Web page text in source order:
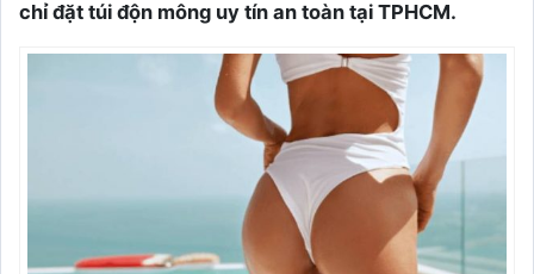
chỉ đặt túi độn mông uy tín an toàn tại TPHCM.